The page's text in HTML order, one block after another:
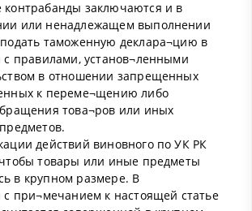
заключаются и в
или ненадлежащем выполнении
таможенную деклара¬цию в
с правилами, установ¬ленными
в отношении запрещенных
к переме¬щению либо
това¬ров или иных
действий виновного по УК РК
товары или иные предметы
в крупном размере. В
с при¬мечанием к настоящей статье